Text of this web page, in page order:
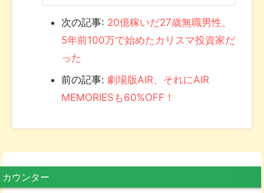
次の記事: 20億稼いだ27歳無職男性、
5年前100万で始めたカリスマ投資家だ
った
前の記事: 劇場版AIR、それにAIR
MEMORIESも60%OFF！
カウンター